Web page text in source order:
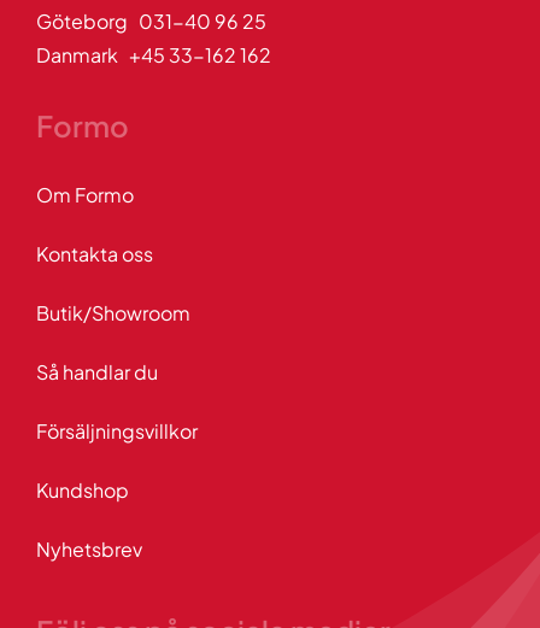
Göteborg 031-40 96 25
Danmark +45 33-162 162
Formo
Om Formo
Kontakta oss
Butik/Showroom
Så handlar du
Försäljningsvillkor
Kundshop
Nyhetsbrev